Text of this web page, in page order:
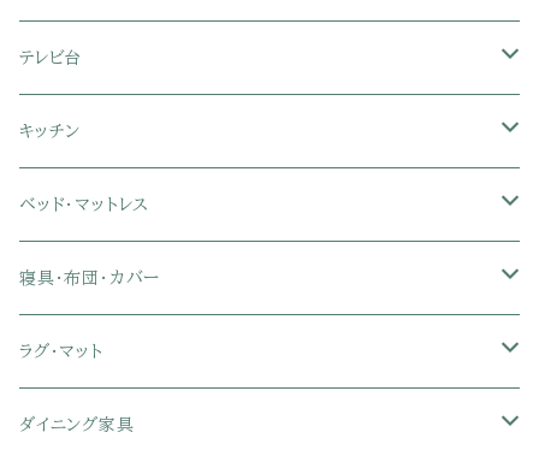
フロアソファ・ローソファ
ソファベッド
カウチソファ・コーナーソファ
リクライニングソファ
スツール・オットマン
クッションソファ
リクライニング座椅子
肘付き座椅子
座椅子カバー
ポケットコイル座椅子
本棚・書棚
衣類・タンス・チェスト
ハンガーラック
ラック・シェルフ
スチールラック・メタルラック
衣装ケース・壁面収納・ワードローブ
ドレッサー・鏡台
ミラー・スタンドミラー
テレビ台
壁面収納・ハイタイプテレビ台
ミドルタイプテレビ台
ロータイプテレビ台
コーナーテレビ台
伸縮テレビ台
キッチン
食器棚・キッチンボード
レンジ台
キッチンワゴン
キッチンカウンター
ベッド・マットレス
ローベッド
セミシングル
シングル
収納付きベッド
セミシングル
パネルベッド
寝具・布団・カバー
掛け布団
敷き布団
ラグ・マット
ラグ・カーペット
ダイニング家具